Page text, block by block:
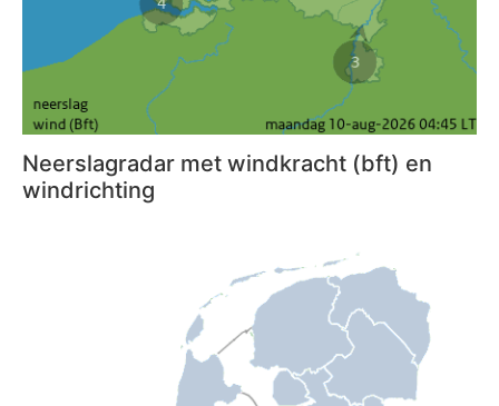
Neerslagradar met windkracht (bft) en
windrichting